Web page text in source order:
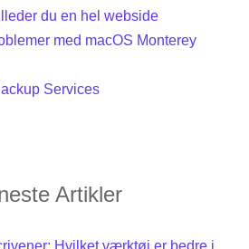
du en hel webside
med macOS Monterey
Services
Artikler
Hvilket værktøj er bedre i